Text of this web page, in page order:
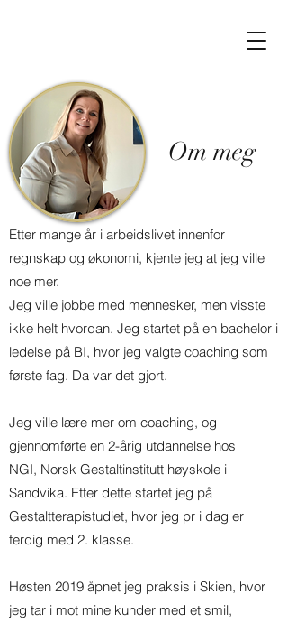
Om meg
Etter mange år i arbeidslivet innenfor
regnskap og økonomi, kjente jeg at jeg ville
noe mer.
Jeg ville jobbe med mennesker, men visste
ikke helt hvordan. Jeg startet på en bachelor i
ledelse på BI, hvor jeg valgte coaching som
første fag. Da var det gjort.
Jeg ville lære mer om coaching, og
gjennomførte en 2-årig utdannelse hos
NGI, Norsk Gestaltinstitutt høyskole i
Sandvika. Etter dette startet jeg på
Gestaltterapistudiet, hvor jeg pr i dag er
ferdig med 2. klasse.
Høsten 2019 åpnet jeg praksis i Skien, hvor
jeg tar i mot mine kunder med et smil,